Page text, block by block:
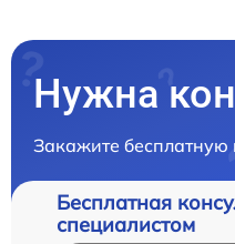
Нужна
Закажите бесплатную
Бесплатная
специалистом